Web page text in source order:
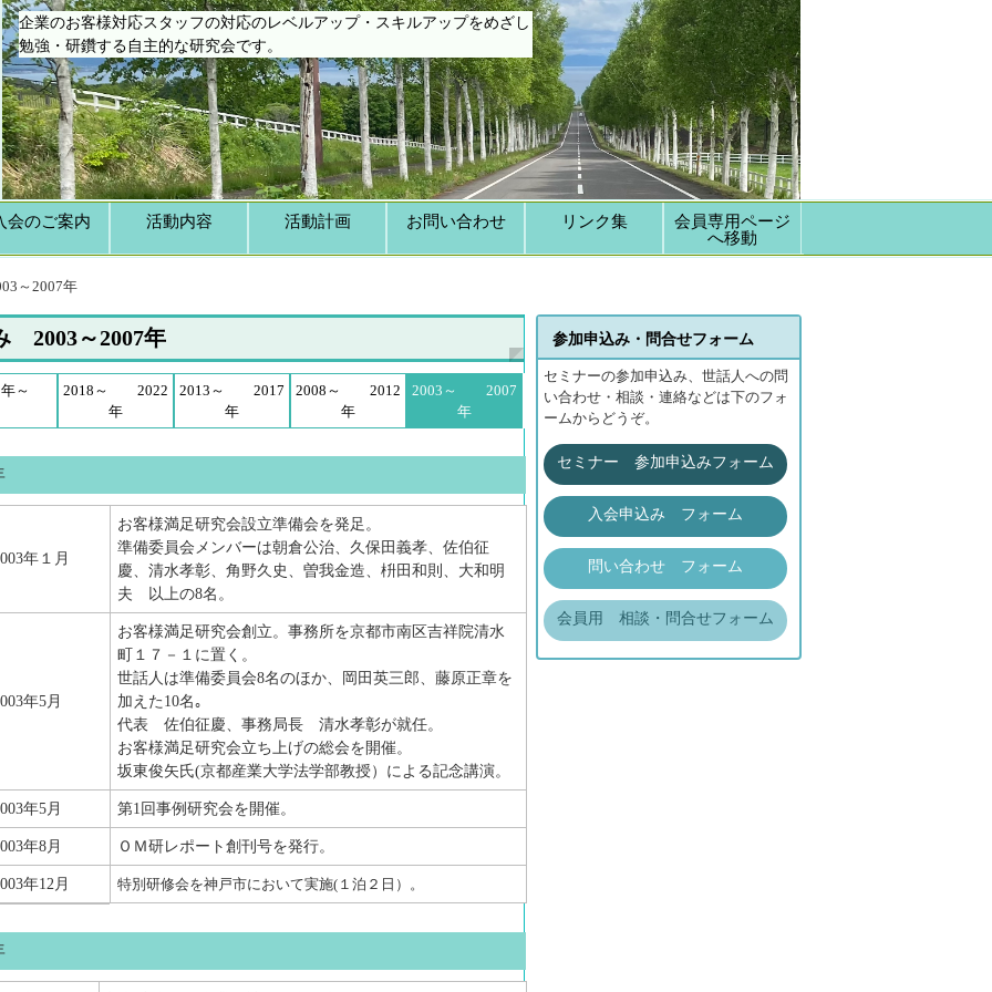
企業のお客様対応スタッフの対応のレベルアップ・スキルアップをめざし
勉強・研鑽する自主的な研究会です。
会のご案内 活動内容 活動計画 お問い合わせ リンク集
会員専用ページ
へ移動
～2007年
2003～2007年
～
2018～ 2022
年
2013～ 2017
年
2008～ 2012
年
2003～ 2007
年
年１月
お客様満足研究会設立準備会を発足。
準備委員会メンバーは朝倉公治、久保田義孝、佐伯征
慶、清水孝彰、角野久史、曽我金造、枡田和則、大和明
夫 以上の8名。
年5月
お客様満足研究会創立。事務所を京都市南区吉祥院清水
町１７－１に置く。
世話人は準備委員会8名のほか、岡田英三郎、藤原正章を
加えた10名｡
代表 佐伯征慶、事務局長 清水孝彰が就任。
お客様満足研究会立ち上げの総会を開催。
坂東俊矢氏(京都産業大学法学部教授）による記念講演。
年5月 第1回事例研究会を開催。
年8月 ＯＭ研レポート創刊号を発行。
年12月 特別研修会を神戸市において実施(１泊２日）。
参加申込み・問合せフォーム
セミナーの参加申込み、世話人への問
い合わせ・相談・連絡などは下のフォ
ームからどうぞ。
セミナー 参加申込みフォーム
入会申込み フォーム
問い合わせ フォーム
会員用 相談・問合せフォーム